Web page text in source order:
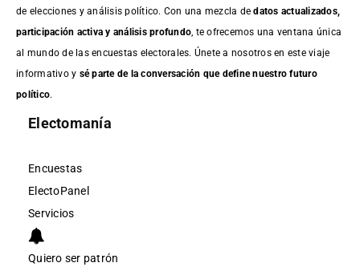
de elecciones y análisis político. Con una mezcla dedatos actualizados,
participación activa y análisis profundo , te ofrecemos una ventana única
al mundo de las encuestas electorales. Únete a nosotros en este viaje
informativo y sé parte de la conversación que define nuestro futuro
político.
Electomanía
Encuestas
ElectoPanel
Servicios
Quiero ser patrón